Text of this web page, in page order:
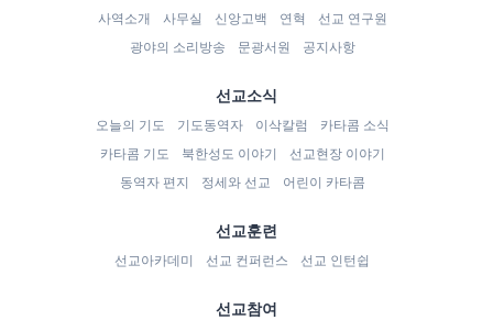
사역소개 사무실 신앙고백 연혁
선교 연구원
광야의 소리방송
문광서원 공지사항
선교소식
오늘의 기도 기도동역자 이삭칼럼
카타콤 소식
카타콤 기도
북한성도 이야기
선교현장 이야기
동역자 편지
정세와 선교 어린이 카타콤
선교훈련
선교아카데미 선교 컨퍼런스 선교 인턴쉽
선교참여